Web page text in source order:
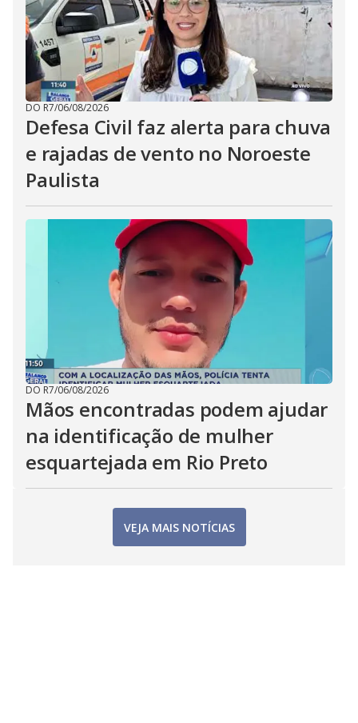
DO R7/06/08/2026
Defesa Civil faz alerta para chuva
e rajadas de vento no Noroeste
Paulista
DO R7/06/08/2026
Mãos encontradas podem ajudar
na identificação de mulher
esquartejada em Rio Preto
VEJA MAIS NOTÍCIAS